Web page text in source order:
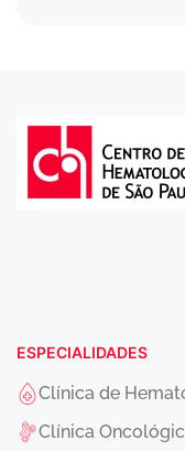
ESPECIALIDADES
Clínica de
Clínica